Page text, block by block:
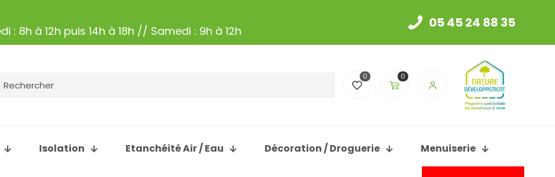
: 8h à 12h puis 14h à 18h // Samedi : 9h à 12h
05 45 24 88 35
0 0
Isolation Etanchéité Air / Eau Décoration / Droguerie Menuiserie